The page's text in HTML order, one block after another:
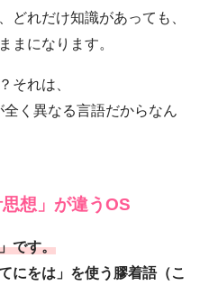
どれだけ知識があっても、
まになります。
それは、
く異なる言語だからなん
想」が違うOS
です。
にをは」を使う膠着語（こ